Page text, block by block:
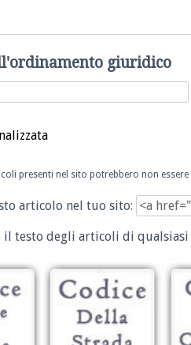
giuridico
presenti nel sito potrebbero non
articolo nel tuo sito:
il testo degli articoli di qualsiasi